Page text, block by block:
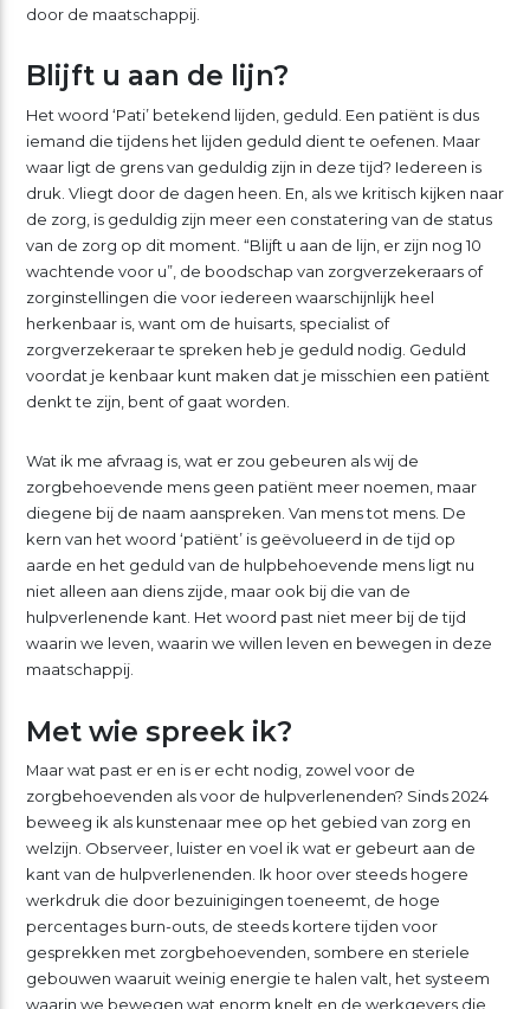
door de maatschappij.
Blijft u aan de lijn?
Het woord ‘Pati’ betekend lijden, geduld. Een patiënt is dus
iemand die tijdens het lijden geduld dient te oefenen. Maar
waar ligt de grens van geduldig zijn in deze tijd? Iedereen is
druk. Vliegt door de dagen heen. En, als we kritisch kijken naar
de zorg, is geduldig zijn meer een constatering van de status
van de zorg op dit moment. “Blijft u aan de lijn, er zijn nog 10
wachtende voor u”, de boodschap van zorgverzekeraars of
zorginstellingen die voor iedereen waarschijnlijk heel
herkenbaar is, want om de huisarts, specialist of
zorgverzekeraar te spreken heb je geduld nodig. Geduld
voordat je kenbaar kunt maken dat je misschien een patiënt
denkt te zijn, bent of gaat worden.
Wat ik me afvraag is, wat er zou gebeuren als wij de
zorgbehoevende mens geen patiënt meer noemen, maar
diegene bij de naam aanspreken. Van mens tot mens. De
kern van het woord ‘patiënt’ is geëvolueerd in de tijd op
aarde en het geduld van de hulpbehoevende mens ligt nu
niet alleen aan diens zijde, maar ook bij die van de
hulpverlenende kant. Het woord past niet meer bij de tijd
waarin we leven, waarin we willen leven en bewegen in deze
maatschappij.
Met wie spreek ik?
Maar wat past er en is er echt nodig, zowel voor de
zorgbehoevenden als voor de hulpverlenenden? Sinds 2024
beweeg ik als kunstenaar mee op het gebied van zorg en
welzijn. Observeer, luister en voel ik wat er gebeurt aan de
kant van de hulpverlenenden. Ik hoor over steeds hogere
werkdruk die door bezuinigingen toeneemt, de hoge
percentages burn-outs, de steeds kortere tijden voor
gesprekken met zorgbehoevenden, sombere en steriele
gebouwen waaruit weinig energie te halen valt, het systeem
waarin we bewegen wat enorm knelt en de werkgevers die